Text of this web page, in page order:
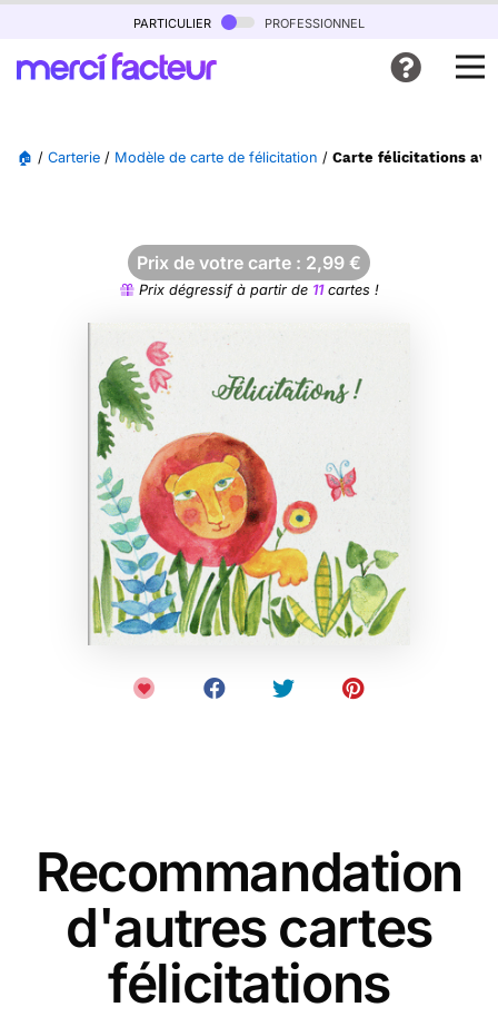
particulier professionnel
🏠 / Carterie / Modèle de carte de félicitation / Carte félicitations
Prix de votre carte : 2,99 €
Prix dégressif à partir de 11cartes !
Recommandation
d'autres cartes
félicitations